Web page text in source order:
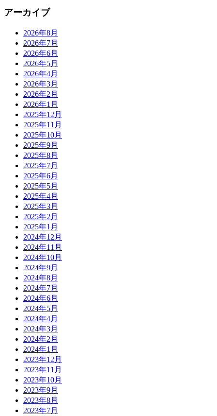
アーカイブ
2026年8月
2026年7月
2026年6月
2026年5月
2026年4月
2026年3月
2026年2月
2026年1月
2025年12月
2025年11月
2025年10月
2025年9月
2025年8月
2025年7月
2025年6月
2025年5月
2025年4月
2025年3月
2025年2月
2025年1月
2024年12月
2024年11月
2024年10月
2024年9月
2024年8月
2024年7月
2024年6月
2024年5月
2024年4月
2024年3月
2024年2月
2024年1月
2023年12月
2023年11月
2023年10月
2023年9月
2023年8月
2023年7月